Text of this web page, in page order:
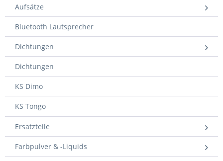
Aufsätze
Bluetooth Lautsprecher
Dichtungen
Dichtungen
KS Dimo
KS Tongo
Ersatzteile
Farbpulver & -Liquids